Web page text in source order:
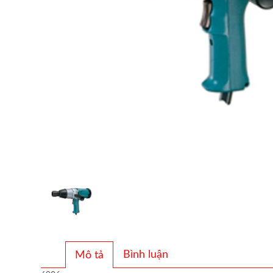
Mô tả Bình luận